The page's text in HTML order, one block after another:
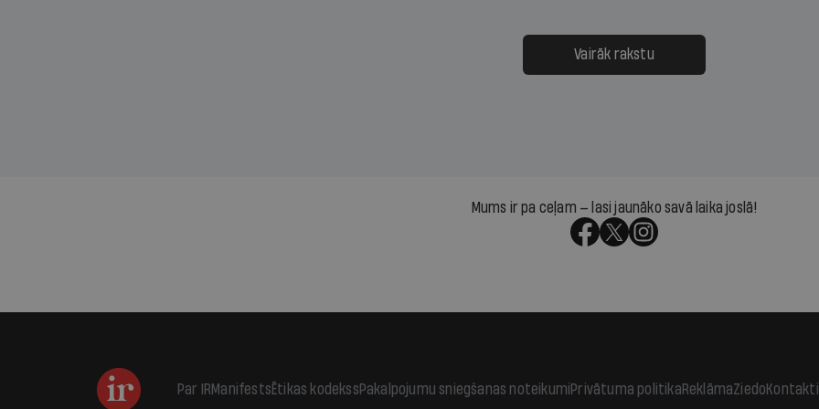
samaksāt augstos procentus,
kas jāpārskaita jau trīs dienas
pirms nākamās sapulces
uzcītīga darba, mammas
atbalsts un drosme
meteovērojumus arī tad,
Vairāk rakstu
Mums ir pa ceļam — lasi jaunāko savā laika joslā!
Par IRManifestsĒtikas kodekssPakalpojumu sniegšanas noteikumiPrivātuma politikaReklāmaZiedoKontakti